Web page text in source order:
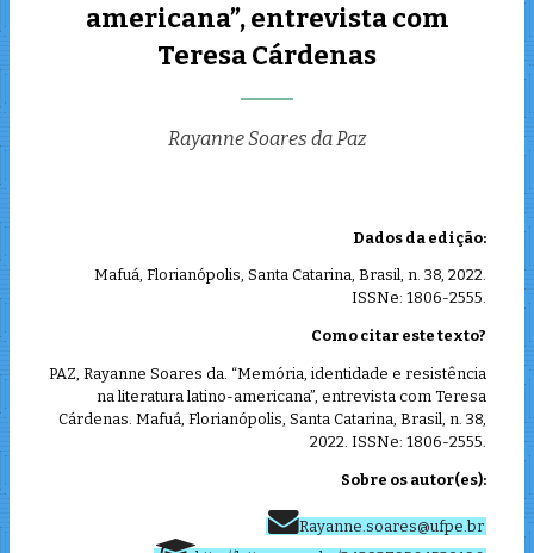
americana”, entrevista com
Teresa Cárdenas
Rayanne Soares da Paz
Dados da edição:
Mafuá, Florianópolis, Santa Catarina, Brasil, n. 38, 2022.
ISSNe: 1806-2555.
Como citar este texto?
PAZ, Rayanne Soares da. “Memória, identidade e resistência
na literatura latino-americana”, entrevista com Teresa
Cárdenas. Mafuá, Florianópolis, Santa Catarina, Brasil, n. 38,
2022. ISSNe: 1806-2555.
Sobre os autor(es):
Rayanne.soares@ufpe.br